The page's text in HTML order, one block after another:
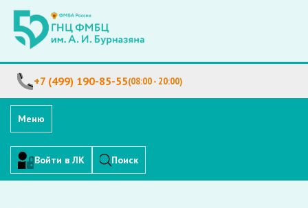
+7 (499) 190-85-55(08:00 - 20:00)
Меню
Войти в ЛК Поиск